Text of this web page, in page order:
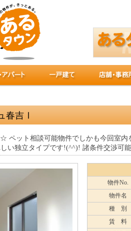
春吉Ⅰ
ペット相談可能物件でしかも今回室
い独立タイプです!(^^)! 諸条件交渉可
物件No.
物件名
種 別
賃 料